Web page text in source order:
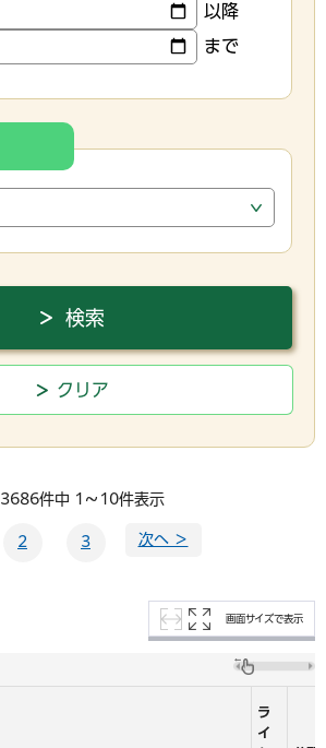
以降
まで
3686件中 1～10件表示
2 3 次へ ＞
画面サイズで表示
ラ
イ